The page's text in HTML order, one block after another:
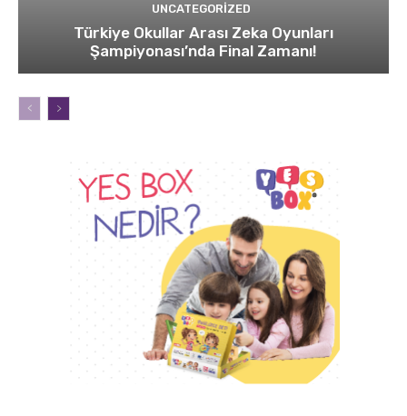
UNCATEGORIZED
Türkiye Okullar Arası Zeka Oyunları
Şampiyonası’nda Final Zamanı!